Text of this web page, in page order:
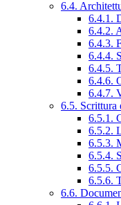
6.4.
6.4.1.
6.4.2.
6.4.3.
6.4.4.
6.4.5.
6.4.6.
6.4.7.
6.5. Scrittura
6.5.1.
6.5.2.
6.5.3.
6.5.4.
6.5.5.
6.5.6.
6.6.